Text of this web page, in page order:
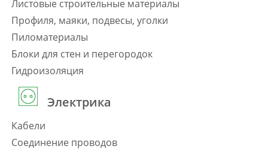
Листовые строительные материалы
Профиля, маяки, подвесы, уголки
Пиломатериалы
Блоки для стен и перегородок
Гидроизоляция
Электрика
Кабели
Соединение проводов